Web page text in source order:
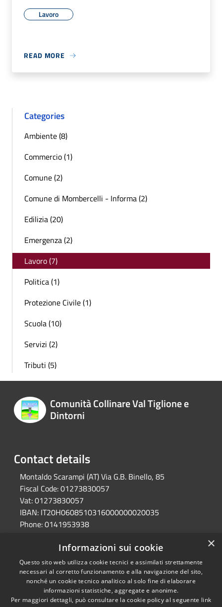
Lavoro
READ MORE
Categories
Ambiente (8)
Commercio (1)
Comune (2)
Comune di Mombercelli - Informa (2)
Edilizia (20)
Emergenza (2)
Lavoro (7)
Politica (1)
Protezione Civile (1)
Scuola (10)
Servizi (2)
Tributi (5)
Comunità Collinare Val Tiglione e
Dintorni
Contact details
Montaldo Scarampi (AT) Via G.B. Binello, 85
Fiscal Code:01273830057
Vat:01273830057
IBAN: IT20H0608510316000000020035
Phone:0141953938
RSS
Accessibility
Privacy
Ente convenzionato
Astigov
Progetto|Convenzione|
×
Informazioni sui cookie
Questo sito web utilizza cookie tecnici e assimilati strettamente
necessari al corretto funzionamento e alla navigazione del sito,
nonché un cookie tecnico analitico al solo fine di elaborare
informazioni statistiche, aggregate e anonime.
Per maggiori dettagli, può consultare la cookie policy al seguente link